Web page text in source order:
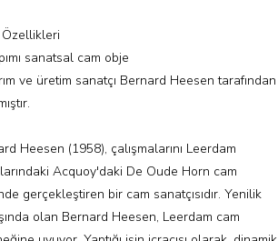
sanatsal cam obje
ve üretim sanatçı Bernard Heesen tarafından
Heesen (1958), çalışmalarını Leerdam
Acquoy'daki De Oude Horn cam
gerçekleştiren bir cam sanatçısıdır. Yenilik
olan Bernard Heesen, Leerdam cam